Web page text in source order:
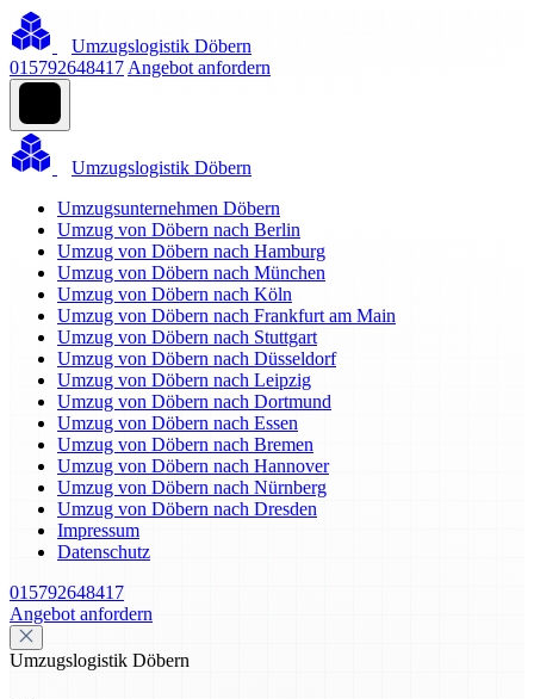
Umzugslogistik Döbern
015792648417 Angebot anfordern
Umzugslogistik Döbern
Umzugsunternehmen Döbern
Umzug von Döbern nach Berlin
Umzug von Döbern nach Hamburg
Umzug von Döbern nach München
Umzug von Döbern nach Köln
Umzug von Döbern nach Frankfurt am Main
Umzug von Döbern nach Stuttgart
Umzug von Döbern nach Düsseldorf
Umzug von Döbern nach Leipzig
Umzug von Döbern nach Dortmund
Umzug von Döbern nach Essen
Umzug von Döbern nach Bremen
Umzug von Döbern nach Hannover
Umzug von Döbern nach Nürnberg
Umzug von Döbern nach Dresden
Impressum
Datenschutz
015792648417
Angebot anfordern
Umzugslogistik Döbern